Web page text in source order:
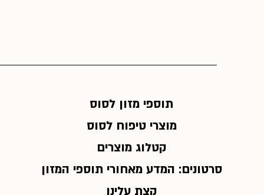
תוספי מזון לסוס
מוצרי טיפוח לסוס
קטלוג מוצרים
סרטונים: המדע מאחורי תוספי המזון
קצת עלינו